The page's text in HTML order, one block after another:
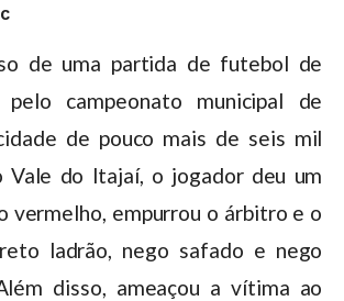
de uma partida de futebol de
pelo campeonato municipal de
de pouco mais de seis mil
Vale do Itajaí, o jogador deu um
vermelho, empurrou o árbitro e o
ladrão, nego safado e nego
disso, ameaçou a vítima ao